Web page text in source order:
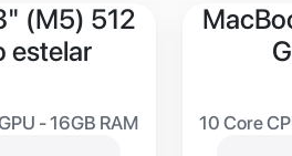
(M5) 512
estelar
- 16GB RAM 10 Core